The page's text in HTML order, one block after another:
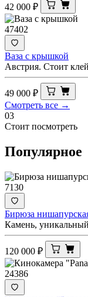
42 000 ₽
47402
Ваза с крышкой
Австрия. Стоит
49 000 ₽
Смотреть все →
03
Стоит посмотреть
Популярное
7130
Бирюза
Камень,
120 000 ₽
24386